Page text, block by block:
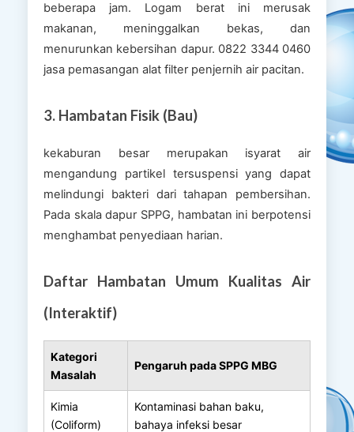
beberapa jam. Logam berat ini merusak
makanan, meninggalkan bekas, dan
menurunkan kebersihan dapur. 0822 3344 0460
jasa pemasangan alat filter penjernih air pacitan.
3. Hambatan Fisik (Bau)
kekaburan besar merupakan isyarat air
mengandung partikel tersuspensi yang dapat
melindungi bakteri dari tahapan pembersihan.
Pada skala dapur SPPG, hambatan ini berpotensi
menghambat penyediaan harian.
Daftar Hambatan Umum Kualitas Air
(Interaktif)
Kategori
Masalah
Pengaruh pada SPPG MBG
Kimia
(Coliform)
Kontaminasi bahan baku,
bahaya infeksi besar